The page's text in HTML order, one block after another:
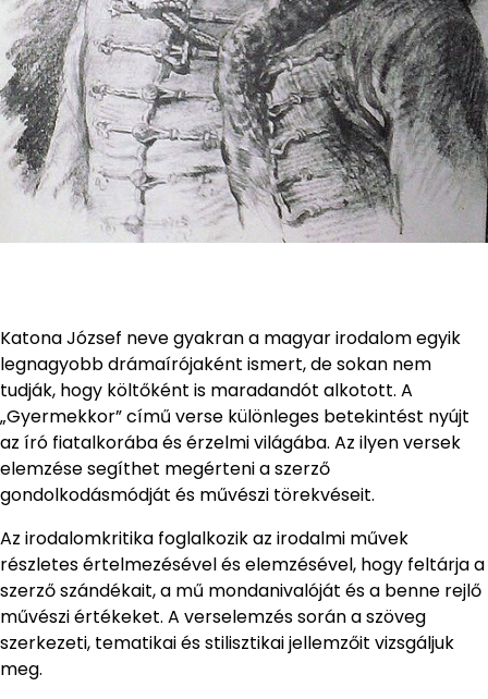
Katona József neve gyakran a magyar irodalom egyik
legnagyobb drámaírójaként ismert, de sokan nem
tudják, hogy költőként is maradandót alkotott. A
„Gyermekkor” című verse különleges betekintést nyújt
az író fiatalkorába és érzelmi világába. Az ilyen versek
elemzése segíthet megérteni a szerző
gondolkodásmódját és művészi törekvéseit.
Az irodalomkritika foglalkozik az irodalmi művek
részletes értelmezésével és elemzésével, hogy feltárja a
szerző szándékait, a mű mondanivalóját és a benne rejlő
művészi értékeket. A verselemzés során a szöveg
szerkezeti, tematikai és stilisztikai jellemzőit vizsgáljuk
meg.